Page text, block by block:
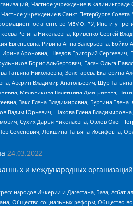
Частное учреждение в Калининграде
учреждение в Санкт-Петербурге
агентство МЕМО. РУ, Институт
Регина Николаевна, Кривенко
Евгеньевна, Ривина Анна Валерьевна,
Ароновна, Шведов Григорий
Борис Альбертович, Гасан Ольга
Татьяна Николаевна, Золотарева
Аверин Владимир Анатольевич, Щур
Мельникова Валентина Дмитриевна,
Закс Елена Владимировна, Буртина
Вадим Юрьевич, Шахова Елена
Сухих Дарья Николаевна, Орлов Олег
Семенович, Локшина Татьяна Иосифовна,
24.03.2022
и международных
народов Ичкерии и Дагестана, База, Асбат
Общество социальных реформ, Общество